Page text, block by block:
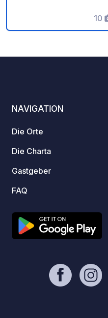
perfekten Urlaub
10
NAVIGATION
Die Orte
Die Charta
Gastgeber
FAQ